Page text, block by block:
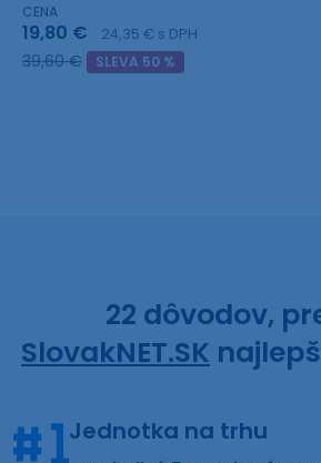
CENA
19,80 € 24,35 € s DPH
39,60 € SLEVA 50 %
22 dôvodov,
SlovakNET.SK
Jednotka na trhu